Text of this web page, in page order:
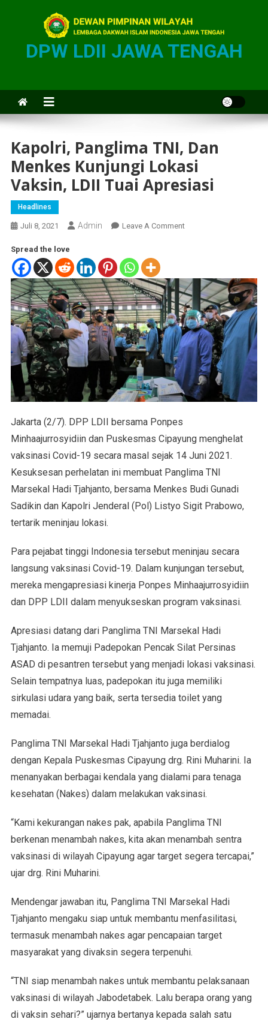
DPW LDII JAWA TENGAH
Kapolri, Panglima TNI, Dan
Menkes Kunjungi Lokasi
Vaksin, LDII Tuai Apresiasi
Headlines
Juli 8, 2021 Admin Leave A Comment
Spread the love
Jakarta (2/7). DPP LDII bersama Ponpes
Minhaajurrosyidiin dan Puskesmas Cipayung menghelat
vaksinasi Covid-19 secara masal sejak 14 Juni 2021.
Kesuksesan perhelatan ini membuat Panglima TNI
Marsekal Hadi Tjahjanto, bersama Menkes Budi Gunadi
Sadikin dan Kapolri Jenderal (Pol) Listyo Sigit Prabowo,
tertarik meninjau lokasi.
Para pejabat tinggi Indonesia tersebut meninjau secara
langsung vaksinasi Covid-19. Dalam kunjungan tersebut,
mereka mengapresiasi kinerja Ponpes Minhaajurrosyidiin
dan DPP LDII dalam menyukseskan program vaksinasi.
Apresiasi datang dari Panglima TNI Marsekal Hadi
Tjahjanto. Ia memuji Padepokan Pencak Silat Persinas
ASAD di pesantren tersebut yang menjadi lokasi vaksinasi.
Selain tempatnya luas, padepokan itu juga memiliki
sirkulasi udara yang baik, serta tersedia toilet yang
memadai.
Panglima TNI Marsekal Hadi Tjahjanto juga berdialog
dengan Kepala Puskesmas Cipayung drg. Rini Muharini. Ia
menanyakan berbagai kendala yang dialami para tenaga
kesehatan (Nakes) dalam melakukan vaksinasi.
“Kami kekurangan nakes pak, apabila Panglima TNI
berkenan menambah nakes, kita akan menambah sentra
vaksinasi di wilayah Cipayung agar target segera tercapai,”
ujar drg. Rini Muharini.
Mendengar jawaban itu, Panglima TNI Marsekal Hadi
Tjahjanto mengaku siap untuk membantu menfasilitasi,
termasuk menambah nakes agar pencapaian target
masyarakat yang divaksin segera terpenuhi.
“TNI siap menambah nakes untuk membantu pelaksanaan
vaksinasi di wilayah Jabodetabek. Lalu berapa orang yang
di vaksin sehari?” ujarnya bertanya kepada salah satu